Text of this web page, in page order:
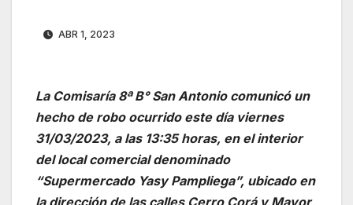
ABR 1, 2023
La Comisaría 8ª B° San Antonio comunicó un
hecho de robo ocurrido este día viernes
31/03/2023, a las 13:35 horas, en el interior
del local comercial denominado
“Supermercado Yasy Pampliega”, ubicado en